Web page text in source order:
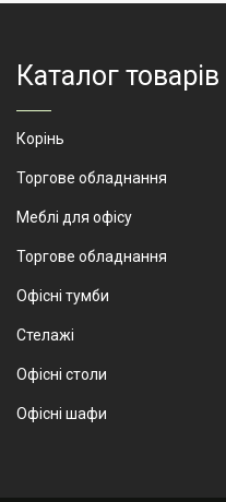
Каталог товарів
Корінь
Торгове обладнання
Меблі для офісу
Торгове обладнання
Офісні тумби
Стелажі
Офісні столи
Офісні шафи